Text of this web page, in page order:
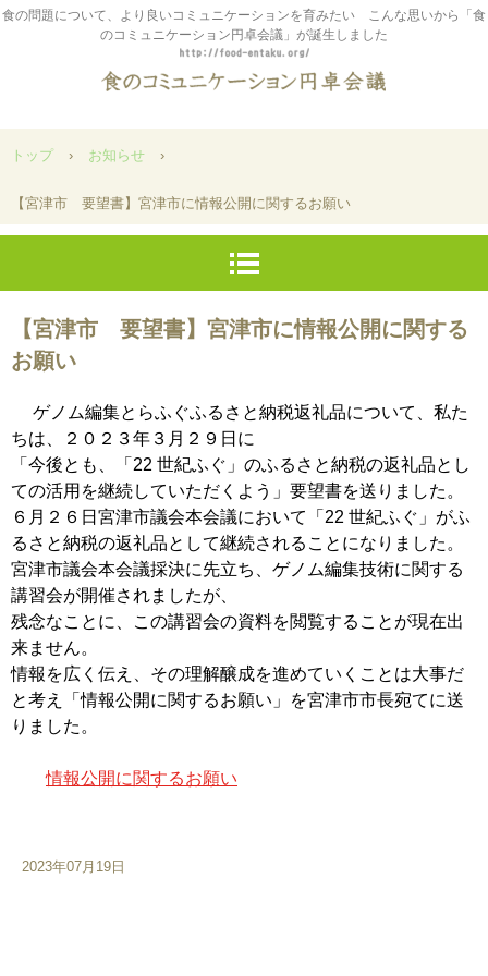
食の問題について、より良いコミュニケーションを育みたい こんな思いから「食
のコミュニケーション円卓会議」が誕生しました
トップ › お知らせ ›
【宮津市 要望書】宮津市に情報公開に関するお願い
【宮津市 要望書】宮津市に情報公開に関する
お願い
ゲノム編集とらふぐふるさと納税返礼品について、私た
ちは、２０２３年３月２９日に
「今後とも、「22 世紀ふぐ」のふるさと納税の返礼品とし
ての活用を継続していただくよう」要望書を送りました。
６月２６日宮津市議会本会議において「22 世紀ふぐ」がふ
るさと納税の返礼品として継続されることになりました。
宮津市議会本会議採決に先立ち、ゲノム編集技術に関する
講習会が開催されましたが、
残念なことに、この講習会の資料を閲覧することが現在出
来ません。
情報を広く伝え、その理解醸成を進めていくことは大事だ
と考え「情報公開に関するお願い」を宮津市市長宛てに送
りました。
情報公開に関するお願い
2023年07月19日